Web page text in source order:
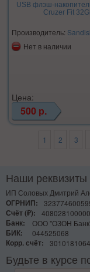
USB флэш-
Cruzer Fit
Производитель:
Нет в наличии
Цена:
500 р.
1 2 3
Наши реквизиты
ИП Соловых Дмитрий
ОГРНИП:
Счёт (₽):
Банк:
ООО "ОЗОН
БИК:
044525068
Корр. счёт:
Будьте в курсе